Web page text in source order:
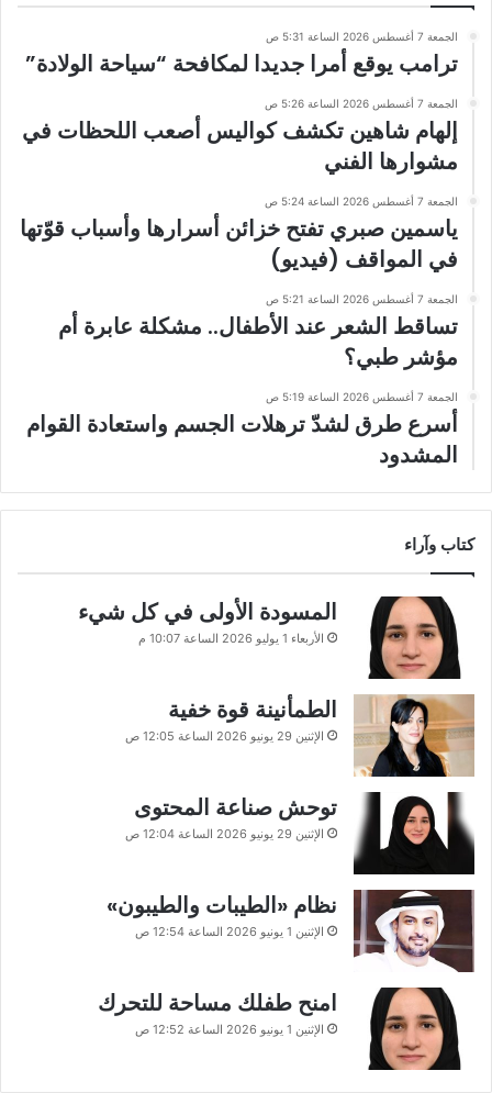
الجمعة 7 أغسطس 2026 الساعة 5:31 ص
ترامب يوقع أمرا جديدا لمكافحة “سياحة الولادة”
الجمعة 7 أغسطس 2026 الساعة 5:26 ص
إلهام شاهين تكشف كواليس أصعب اللحظات في
مشوارها الفني
الجمعة 7 أغسطس 2026 الساعة 5:24 ص
ياسمين صبري تفتح خزائن أسرارها وأسباب قوّتها
في المواقف (فيديو)
الجمعة 7 أغسطس 2026 الساعة 5:21 ص
تساقط الشعر عند الأطفال.. مشكلة عابرة أم
مؤشر طبي؟
الجمعة 7 أغسطس 2026 الساعة 5:19 ص
أسرع طرق لشدّ ترهلات الجسم واستعادة القوام
المشدود
كتاب وآراء
المسودة الأولى في كل شيء
الأربعاء 1 يوليو 2026 الساعة 10:07 م
الطمأنينة قوة خفية
الإثنين 29 يونيو 2026 الساعة 12:05 ص
توحش صناعة المحتوى
الإثنين 29 يونيو 2026 الساعة 12:04 ص
نظام «الطيبات والطيبون»
الإثنين 1 يونيو 2026 الساعة 12:54 ص
امنح طفلك مساحة للتحرك
الإثنين 1 يونيو 2026 الساعة 12:52 ص